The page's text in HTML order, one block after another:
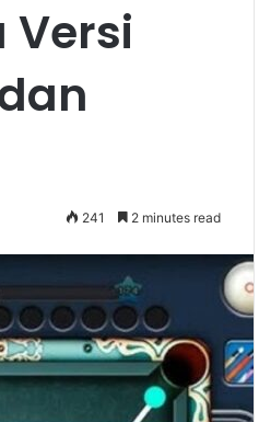
Versi
241 2 minutes read